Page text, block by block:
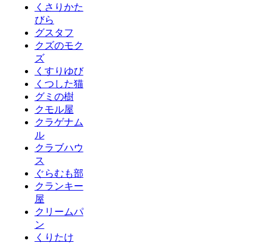
くさりかた
びら
グスタフ
クズのモク
ズ
くすりゆび
くつした猫
グミの樹
クモル屋
クラゲナム
ル
クラブハウ
ス
ぐらむも部
クランキー
屋
クリームパ
ン
くりたけ